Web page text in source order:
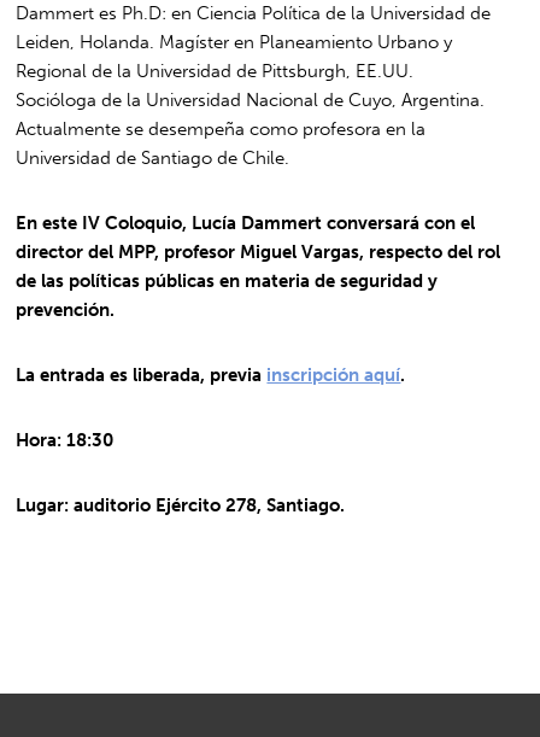
Dammert es Ph.D: en Ciencia Política de la Universidad de
Leiden, Holanda. Magíster en Planeamiento Urbano y
Regional de la Universidad de Pittsburgh, EE.UU.
Socióloga de la Universidad Nacional de Cuyo, Argentina.
Actualmente se desempeña como profesora en la
Universidad de Santiago de Chile.
En este IV Coloquio, Lucía Dammert conversará con el
director del MPP, profesor Miguel Vargas, respecto del rol
de las políticas públicas en materia de seguridad y
prevención.
La entrada es liberada, previa inscripción aquí.
Hora: 18:30
Lugar: auditorio Ejército 278, Santiago.